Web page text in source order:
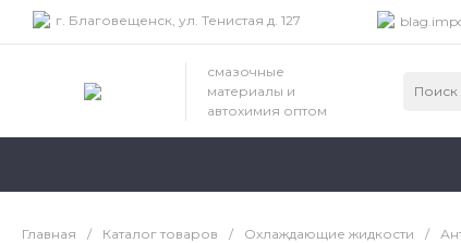
г. Благовещенск, ул. Тенистая д. 127
смазочные
материалы и
автохимия оптом
Главная / Каталог товаров / Охлаждающие жидкости /